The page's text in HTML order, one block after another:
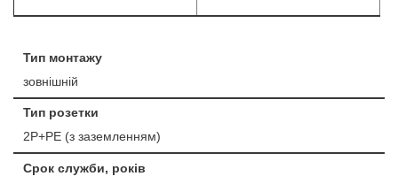
Тип монтажу
зовнішній
Тип розетки
2P+PE (з заземленням)
Срок служби, років